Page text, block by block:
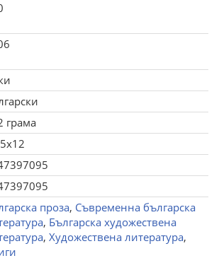
грама
проза, Съвременна българска
, Българска художествена
, Художествена литература,